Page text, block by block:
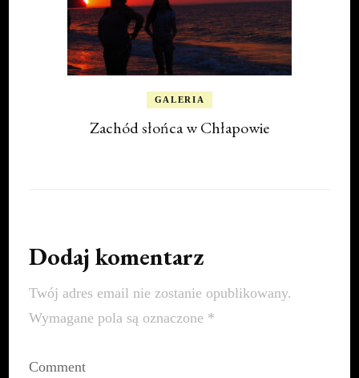
GALERIA
Zachód słońca w Chłapowie
Dodaj komentarz
Twój adres email nie zostanie opublikowany.
Wymagane pola są oznaczone *
Comment